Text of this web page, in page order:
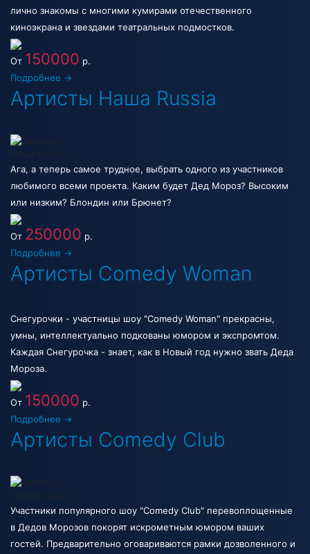
лично знакомы с многими кумирами отечественного
киноэкрана и звездами театральных подмостков.
От 150000 р.
Подробнее →
Артисты Наша Russia
Ага, а теперь самое трудное, выбрать одного из участников
любимого всеми проекта. Каким будет Дед Мороз? Высоким
или низким? Блондин или Брюнет?
От 250000 р.
Подробнее →
Артисты Comedy Woman
Снегурочки - участницы шоу "Comedy Woman" прекрасны,
умны, интеллектуально подкованы юмором и экспромтом.
Каждая Снегурочка - знает, как в Новый год нужно звать Деда
Мороза.
От 150000 р.
Подробнее →
Артисты Comedy Club
Участники популярного шоу "Comedy Club" перевоплощенные
в Дедов Морозов покорят искрометным юмором ваших
гостей. Предварительно оговариваются рамки дозволенного и